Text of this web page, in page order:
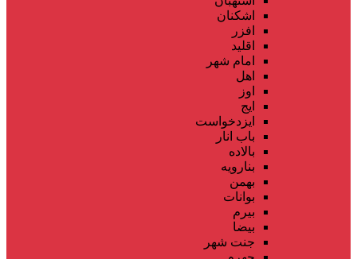
اشکنان
افزر
اقلید
امام شهر
اهل
اوز
ایج
ایزدخواست
باب انار
بالاده
بنارویه
بهمن
بوانات
بیرم
بیضا
جنت شهر